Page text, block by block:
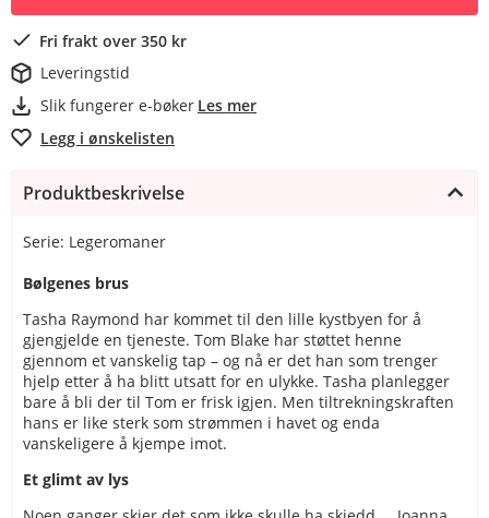
Fri frakt over 350 kr
Leveringstid
Slik fungerer e-bøker Les mer
Legg i ønskelisten
Produktbeskrivelse
Serie: Legeromaner
Bølgenes brus
Tasha Raymond har kommet til den lille kystbyen for å
gjengjelde en tjeneste. Tom Blake har støttet henne
gjennom et vanskelig tap – og nå er det han som trenger
hjelp etter å ha blitt utsatt for en ulykke. Tasha planlegger
bare å bli der til Tom er frisk igjen. Men tiltrekningskraften
hans er like sterk som strømmen i havet og enda
vanskeligere å kjempe imot.
Et glimt av lys